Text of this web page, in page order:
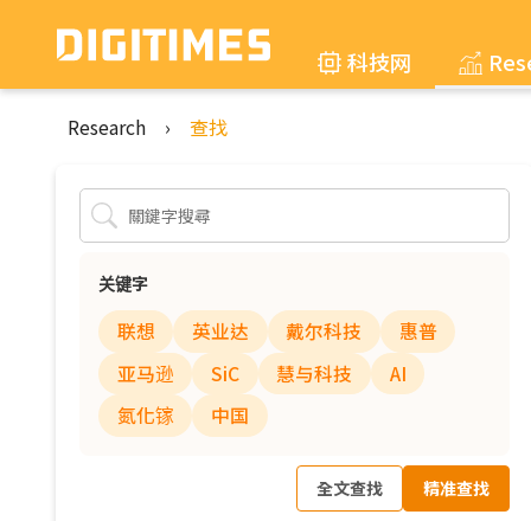
科技网
Research › 查找
关键字
联想 英业达 戴尔科技
惠普
亚马逊
SiC 慧与科技
AI
氮化镓
中国
全文查找 精准查找